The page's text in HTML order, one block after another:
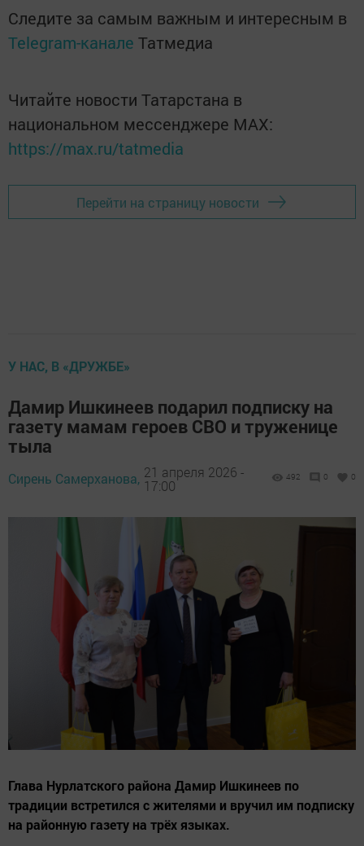
Следите за самым важным и интересным в
Telegram-канале Татмедиа
Читайте новости Татарстана в
национальном мессенджере MАХ:
https://max.ru/tatmedia
Перейти на страницу новости
У НАС, В «ДРУЖБЕ»
Дамир Ишкинеев подарил подписку на
газету мамам героев СВО и труженице
тыла
Сирень Самерханова, 21 апреля 2026 -
17:00
492 0 0
Глава Нурлатского района Дамир Ишкинеев по
традиции встретился с жителями и вручил им подписку
на районную газету на трёх языках.